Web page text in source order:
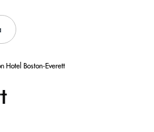
Hotel Boston-Everett